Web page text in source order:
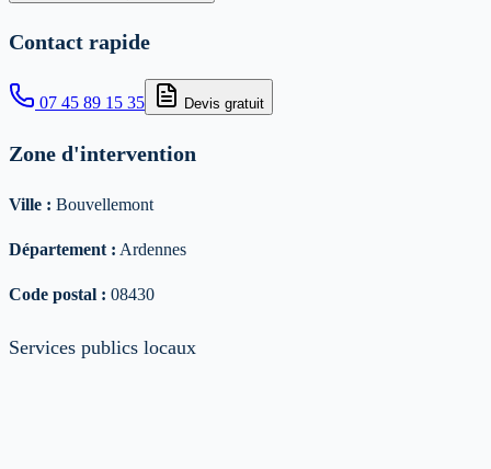
Contact rapide
07 45 89 15 35 Devis gratuit
Zone d'intervention
Ville : Bouvellemont
Département : Ardennes
Code postal : 08430
Services publics locaux